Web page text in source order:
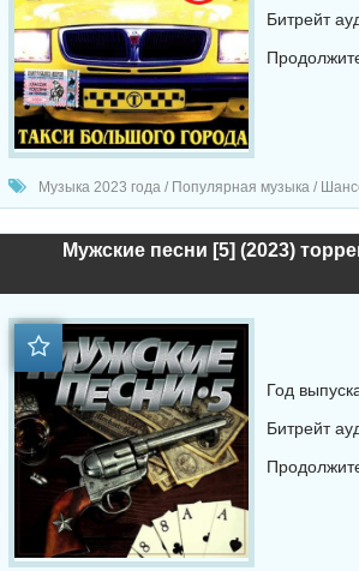
Битрейт
Музыка 2023 года / Популярная музыка /
Мужские песни [5] (2023)
Год
Битрейт